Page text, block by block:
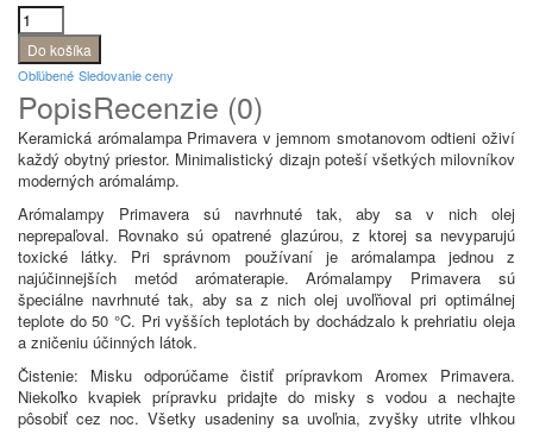
Obľúbené Sledovanie ceny
PopisRecenzie (0)
Keramická arómalampa Primavera v jemnom smotanovom odtieni oživí
každý obytný priestor. Minimalistický dizajn poteší všetkých milovníkov
moderných arómalámp.
Arómalampy Primavera sú navrhnuté tak, aby sa v nich olej
neprepaľoval. Rovnako sú opatrené glazúrou, z ktorej sa nevyparujú
toxické látky. Pri správnom používaní je arómalampa jednou z
najúčinnejších metód arómaterapie. Arómalampy Primavera sú
špeciálne navrhnuté tak, aby sa z nich olej uvoľňoval pri optimálnej
teplote do 50 °C. Pri vyšších teplotách by dochádzalo k prehriatiu oleja
a zničeniu účinných látok.
Čistenie: Misku odporúčame čistiť prípravkom Aromex Primavera.
Niekoľko kvapiek prípravku pridajte do misky s vodou a nechajte
pôsobiť cez noc. Všetky usadeniny sa uvoľnia, zvyšky utrite vlhkou